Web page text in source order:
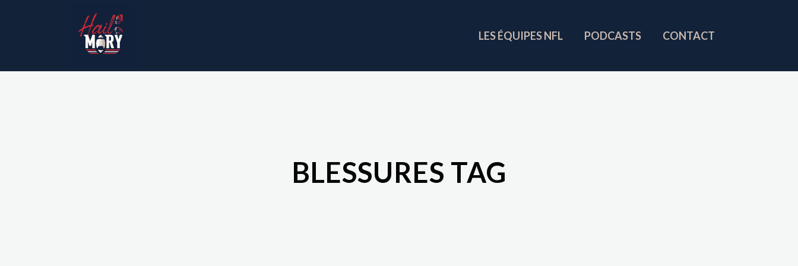
LES ÉQUIPES NFL PODCASTS CONTACT
BLESSURES TAG